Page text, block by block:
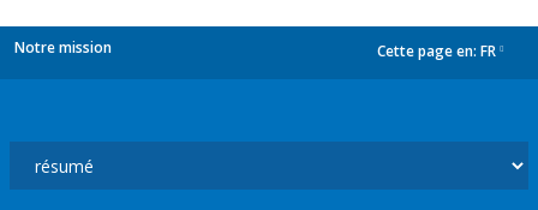
Notre mission Cette page en: FR